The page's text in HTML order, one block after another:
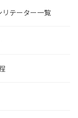
リテーター一覧